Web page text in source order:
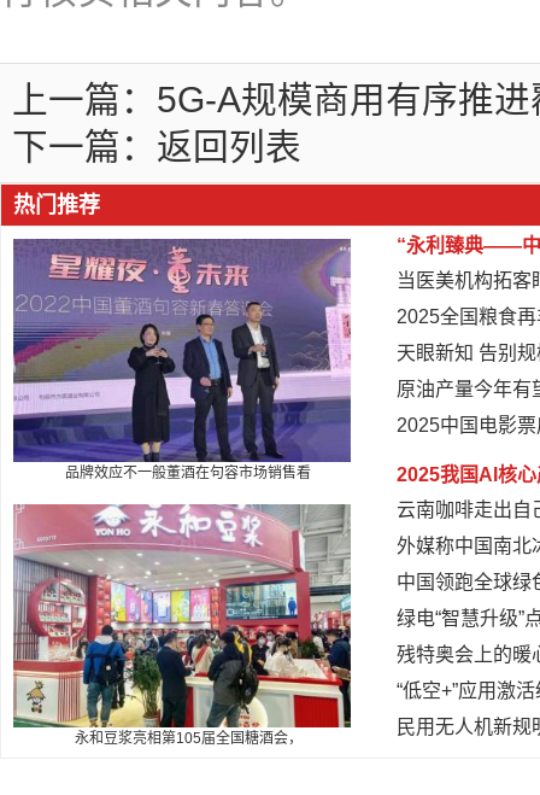
上一篇： 5G-A规模商用有序推
下一篇： 返回列表
热门推荐
品牌效应不一般董酒在句容市场销售看
永和豆浆亮相第105届全国糖酒会，
“永利臻典——中
当医美机构拓客
2025全国粮食
天眼新知 告别
原油产量今年有
2025中国电影
2025我国AI核
云南咖啡走出自
外媒称中国南北
中国领跑全球绿
绿电“智慧升级”
残特奥会上的暖
“低空+”应用激
民用无人机新